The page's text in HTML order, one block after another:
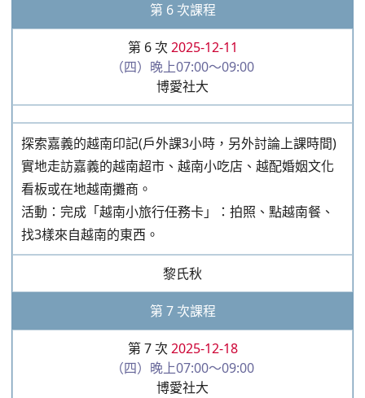
第 6 次課程
第 6 次 2025-12-11
（四）晚上07:00～09:00
博愛社大
探索嘉義的越南印記(戶外課3小時，另外討論上課時間)
實地走訪嘉義的越南超市、越南小吃店、越配婚姻文化
看板或在地越南攤商。
活動：完成「越南小旅行任務卡」：拍照、點越南餐、
找3樣來自越南的東西。
黎氏秋
第 7 次課程
第 7 次 2025-12-18
（四）晚上07:00～09:00
博愛社大